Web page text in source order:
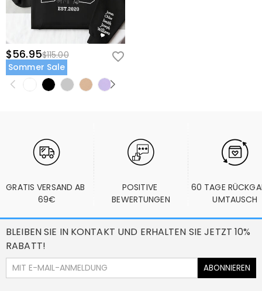
$56.95$115.00
Sommer Sale
GRATIS VERSAND AB
69€
POSITIVE
BEWERTUNGEN
60 TAGE
UMTAUSCH
BLEIBEN SIE IN KONTAKT UND ERHALTEN SIE JETZT 10%
RABATT!
ABONNIEREN